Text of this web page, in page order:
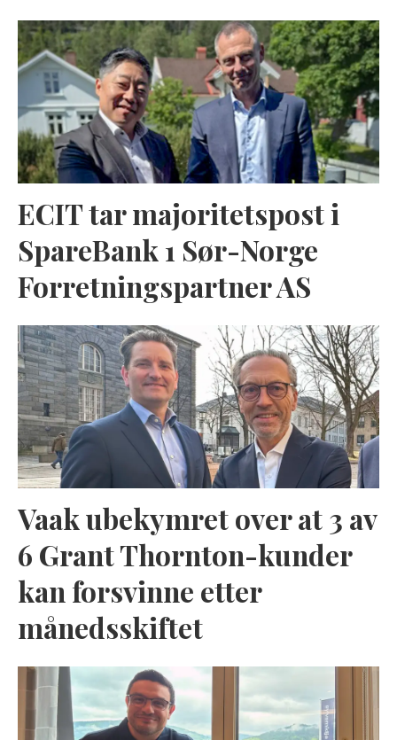
ECIT tar majoritetspost i
SpareBank 1 Sør-Norge
Forretningspartner AS
Vaak ubekymret over at 3 av
6 Grant Thornton-kunder
kan forsvinne etter
månedsskiftet